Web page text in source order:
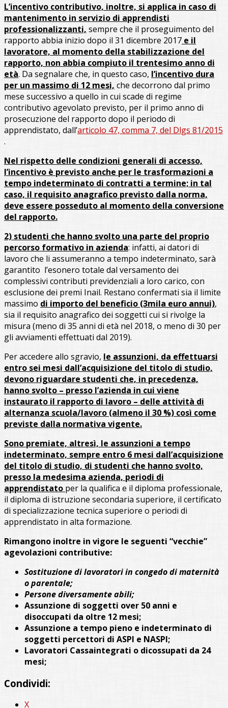
L’incentivo contributivo, inoltre, si applica in caso di
mantenimento in servizio di apprendisti
professionalizzanti, sempre che il proseguimento del
rapporto abbia inizio dopo il 31 dicembre 2017 e il
lavoratore, al momento della stabilizzazione del
rapporto, non abbia compiuto il trentesimo anno di
età. Da segnalare che, in questo caso, l’incentivo dura
per un massimo di 12 mesi, che decorrono dal primo
mese successivo a quello in cui scade di regime
contributivo agevolato previsto, per il primo anno di
prosecuzione del rapporto dopo il periodo di
apprendistato, dall’articolo 47, comma 7, del Dlgs 81/2015
.
Nel rispetto delle condizioni generali di accesso,
l’incentivo è previsto anche per le trasformazioni a
tempo indeterminato di contratti a termine; in tal
caso, il requisito anagrafico previsto dalla norma,
deve essere posseduto al momento della conversione
del rapporto.
2) studenti che hanno svolto una parte del proprio
percorso formativo in azienda: infatti, ai datori di
lavoro che li assumeranno a tempo indeterminato, sarà
garantito l’esonero totale dal versamento dei
complessivi contributi previdenziali a loro carico, con
esclusione dei premi Inail. Restano confermati sia il limite
massimo di importo del beneficio (3mila euro annui),
sia il requisito anagrafico dei soggetti cui si rivolge la
misura (meno di 35 anni di età nel 2018, o meno di 30 per
gli avviamenti effettuati dal 2019).
Per accedere allo sgravio, le assunzioni, da effettuarsi
entro sei mesi dall’acquisizione del titolo di studio,
devono riguardare studenti che, in precedenza,
hanno svolto – presso l’azienda in cui viene
instaurato il rapporto di lavoro – delle attività di
alternanza scuola/lavoro (almeno il 30 %) così come
previste dalla normativa vigente.
Sono premiate, altresì, le assunzioni a tempo
indeterminato, sempre entro 6 mesi dall’acquisizione
del titolo di studio, di studenti che hanno svolto,
presso la medesima azienda, periodi di
apprendistato per la qualifica e il diploma professionale,
il diploma di istruzione secondaria superiore, il certificato
di specializzazione tecnica superiore o periodi di
apprendistato in alta formazione.
Rimangono inoltre in vigore le seguenti “vecchie”
agevolazioni contributive:
Sostituzione di lavoratori in congedo di maternità
o parentale;
Persone diversamente abili;
Assunzione di soggetti over 50 anni e
disoccupati da oltre 12 mesi;
Assunzione a tempo pieno e indeterminato di
soggetti percettori di ASPI e NASPI;
Lavoratori Cassaintegrati o dicossupati da 24
mesi;
Condividi:
X